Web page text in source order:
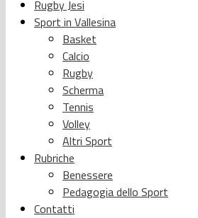
Rugby Jesi
Sport in Vallesina
Basket
Calcio
Rugby
Scherma
Tennis
Volley
Altri Sport
Rubriche
Benessere
Pedagogia dello Sport
Contatti